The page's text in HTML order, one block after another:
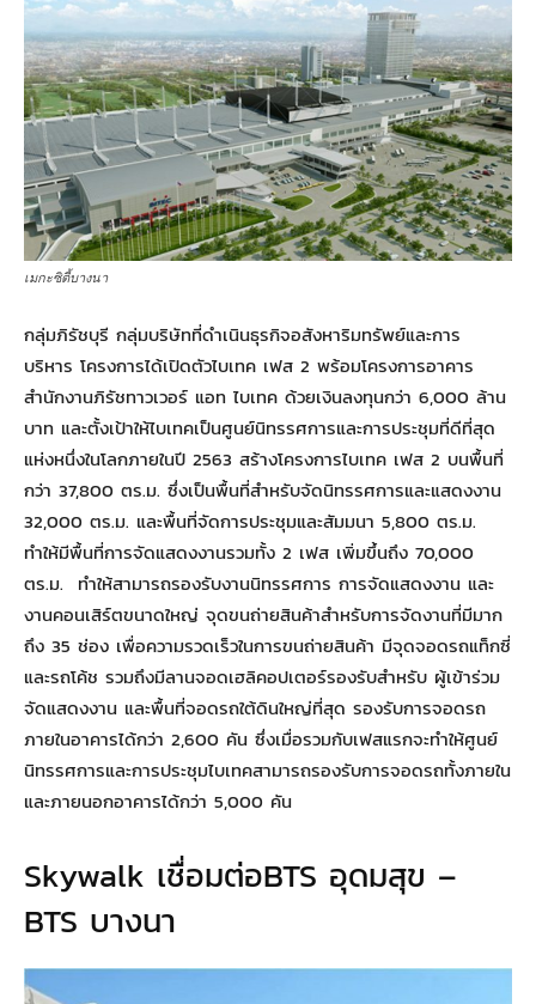
เมกะซิตี้บางนา
กลุ่มภิรัชบุรี กลุ่มบริษัทที่ดำเนินธุรกิจอสังหาริมทรัพย์และการ
บริหาร โครงการได้เปิดตัวไบเทค เฟส 2 พร้อมโครงการอาคาร
สำนักงานภิรัชทาวเวอร์ แอท ไบเทค ด้วยเงินลงทุนกว่า 6,000 ล้าน
บาท และตั้งเป้าให้ไบเทคเป็นศูนย์นิทรรศการและการประชุมที่ดีที่สุด
แห่งหนึ่งในโลกภายในปี 2563 สร้างโครงการไบเทค เฟส 2 บนพื้นที่
กว่า 37,800 ตร.ม. ซึ่งเป็นพื้นที่สำหรับจัดนิทรรศการและแสดงงาน
32,000 ตร.ม. และพื้นที่จัดการประชุมและสัมมนา 5,800 ตร.ม.
ทำให้มีพื้นที่การจัดแสดงงานรวมทั้ง 2 เฟส เพิ่มขึ้นถึง 70,000
ตร.ม. ทำให้สามารถรองรับงานนิทรรศการ การจัดแสดงงาน และ
งานคอนเสิร์ตขนาดใหญ่ จุดขนถ่ายสินค้าสำหรับการจัดงานที่มีมาก
ถึง 35 ช่อง เพื่อความรวดเร็วในการขนถ่ายสินค้า มีจุดจอดรถแท็กซี่
และรถโค้ช รวมถึงมีลานจอดเฮลิคอปเตอร์รองรับสำหรับ ผู้เข้าร่วม
จัดแสดงงาน และพื้นที่จอดรถใต้ดินใหญ่ที่สุด รองรับการจอดรถ
ภายในอาคารได้กว่า 2,600 คัน ซึ่งเมื่อรวมกับเฟสแรกจะทำให้ศูนย์
นิทรรศการและการประชุมไบเทคสามารถรองรับการจอดรถทั้งภายใน
และภายนอกอาคารได้กว่า 5,000 คัน
Skywalk เชื่อมต่อBTS อุดมสุข –
BTS บางนา